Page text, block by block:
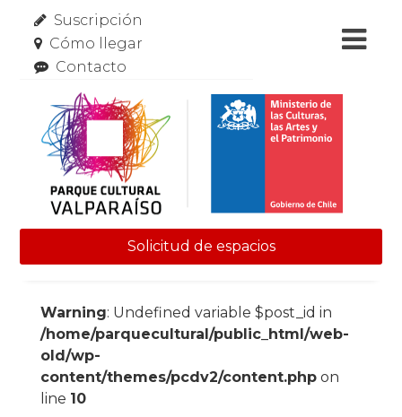
Suscripción
Cómo llegar
Contacto
Solicitud de espacios
Warning: Undefined variable $post_id in
/home/parquecultural/public_html/web-
old/wp-
content/themes/pcdv2/content.phpon
line 10